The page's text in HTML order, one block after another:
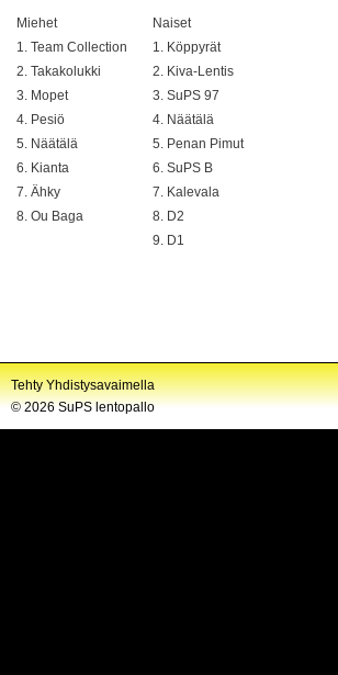
Miehet
Naiset
1. Team Collection
1. Köppyrät
2. Takakolukki
2. Kiva-Lentis
3. Mopet
3. SuPS 97
4. Pesiö
4. Näätälä
5. Näätälä
5. Penan Pimut
6. Kianta
6. SuPS B
7. Ähky
7. Kalevala
8. Ou Baga
8. D2
9. D1
Tehty Yhdistysavaimella
©2026 SuPS lentopallo